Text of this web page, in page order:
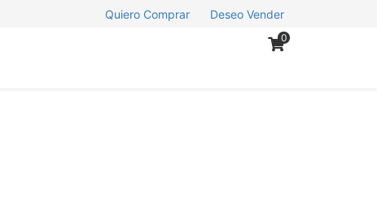
Quiero Comprar Deseo Vender
0